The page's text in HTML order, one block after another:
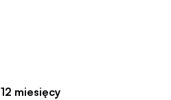
12 miesięcy